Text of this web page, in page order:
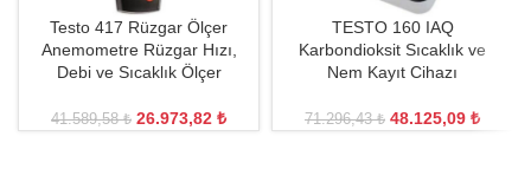
Testo 417 Rüzgar Ölçer
Anemometre Rüzgar Hızı,
Debi ve Sıcaklık Ölçer
41.589,58₺ 26.973,82 ₺
TESTO 160 IAQ
Karbondioksit Sıcaklık ve
Nem Kayıt Cihazı
71.296,43₺ 48.125,09 ₺